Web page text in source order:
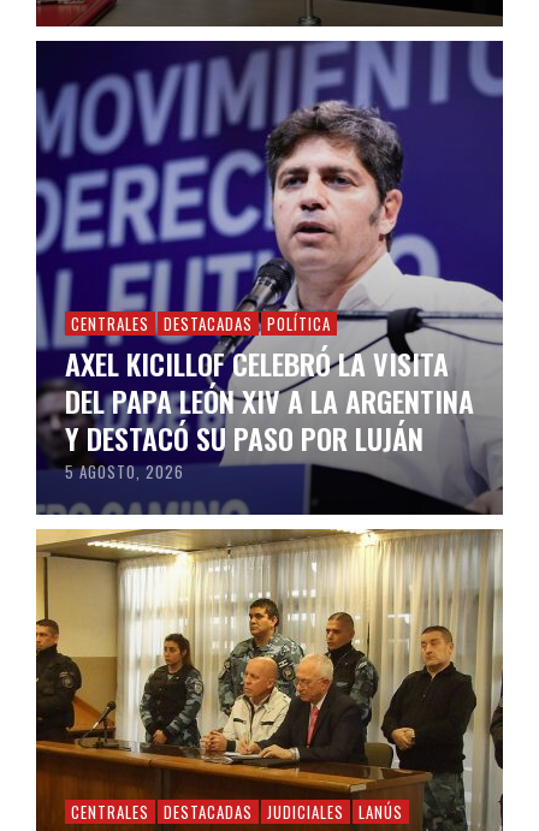
CENTRALES DESTACADAS POLÍTICA
AXEL KICILLOF CELEBRÓ LA VISITA
DEL PAPA LEÓN XIV A LA ARGENTINA
Y DESTACÓ SU PASO POR LUJÁN
5 AGOSTO, 2026
CENTRALES DESTACADAS JUDICIALES LANÚS